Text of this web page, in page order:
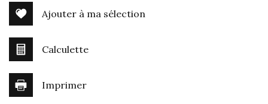
Ajouter à ma sélection
Calculette
Imprimer